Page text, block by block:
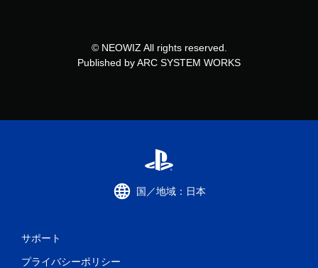
© NEOWIZ All rights reserved.
Published by ARC SYSTEM WORKS
国／地域：日本
サポート
プライバシーポリシー